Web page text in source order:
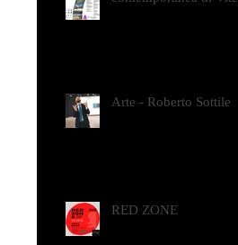
Arte - Roberto Sottile
RED ZONE